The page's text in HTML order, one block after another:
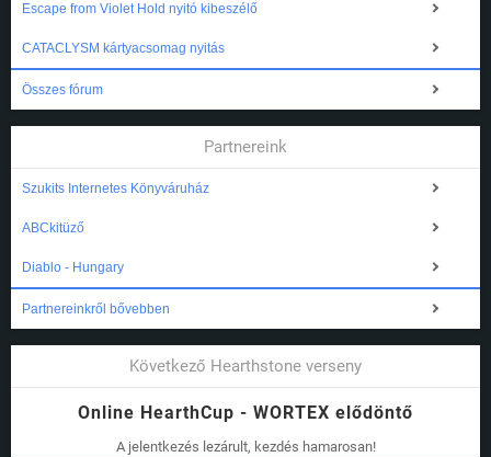
Escape from Violet Hold nyitó kibeszélő
CATACLYSM kártyacsomag nyitás
Összes fórum
Partnereink
Szukits Internetes Könyváruház
ABCkitüző
Diablo - Hungary
Partnereinkről bővebben
Következő Hearthstone verseny
Online HearthCup - WORTEX elődöntő
A jelentkezés lezárult, kezdés hamarosan!